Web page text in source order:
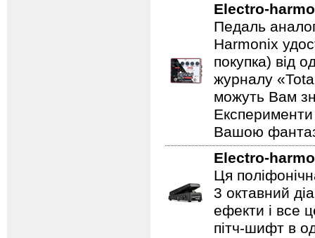
Electro-
Педаль
Harmonix
покупка) від
журналу
можуть Вам
Вашою
Electro-
Ця
3 октавний
ефекти і все
пітч-шифт в